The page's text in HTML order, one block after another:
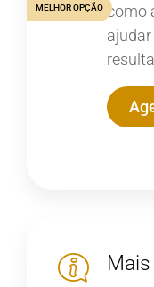
como
MELHOR OPÇÃO